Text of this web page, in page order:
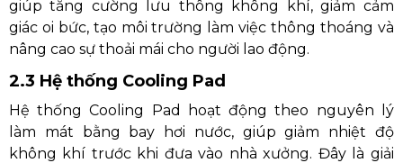
giúp tăng cường lưu thông không khí, giảm cảm
giác oi bức, tạo môi trường làm việc thông thoáng và
nâng cao sự thoải mái cho người lao động.
2.3 Hệ thống Cooling Pad
Hệ thống Cooling Pad hoạt động theo nguyên lý
làm mát bằng bay hơi nước, giúp giảm nhiệt độ
không khí trước khi đưa vào nhà xưởng. Đây là giải